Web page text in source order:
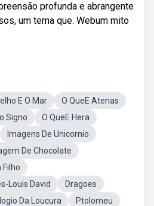
profunda e abrangente
um tema que. Webum mito
E O Mar
O QueE Atenas
Signo
O QueE Hera
Imagens De Unicornio
De Chocolate
Filho
Louis David
Dragoes
Da Loucura
Ptolomeu